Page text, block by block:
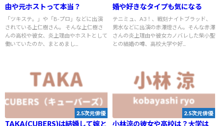
由や元ホストって本当？
「ツキステ。」や「B-プロ」などに出演
されている上仁樹さん。 そんな上仁樹さ
んの高校や彼女、炎上理由やホストとして
働いていたのか、まとめまし...
婚や好きなタイプも気になる
テニミュ、A3！、戦刻ナイトブラッド、
男水などに出演の赤澤燈さん。そんな赤澤
さんの炎上理由や彼女カノバレした柴小聖
との結婚の噂、高校大学や好...
2.5次元俳優
TAKA(CUBERS)は結婚して嫁と
2.5次元俳優
小林涼の彼女や高校は？大学は